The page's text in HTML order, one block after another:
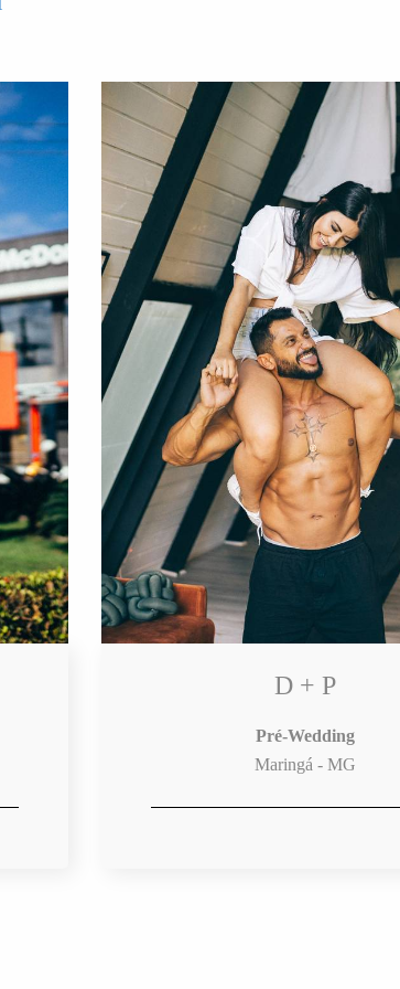
D + P
Pré-Wedding
Maringá - MG